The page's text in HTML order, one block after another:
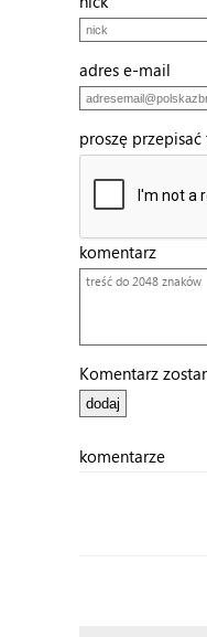
adres e-mail
proszę
komentarz
Komentarz
komentarze